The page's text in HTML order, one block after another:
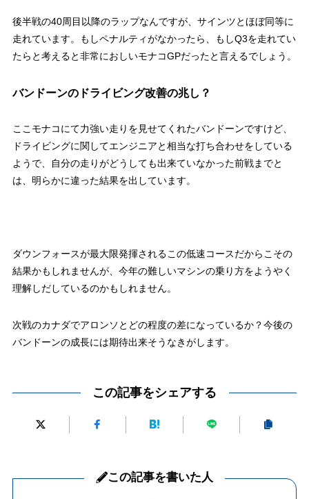
後半戦の40周目以降のラップなんですが、サインツとほぼ同等に
走れています。もしペナルティがなかったら、もしQ3を走れてい
たらと考えると非常におしいモナコGPだったと言えるでしょう。
バンドーンのドライビング改善の兆し？
ここモナコにて力強い走りを見せてくれたバンドーンですけど、
ドライビングに関してエンジニアと相当な打ち合わせをしている
ようで、自分の走りがどうしても出来ていなかった前戦までと
は、明らかに違った結果を出しています。
ダウンフォースが最大限発揮されるこの低速コースだからこその
結果かもしれませんが、今年の難しいマシンの乗り方をようやく
理解しだしているのかもしれません。
次戦のカナダでアロンソとどの程度の差になっているか？今後の
バンドーンの成長には期待出来そうなきがします。
この記事をシェアする
この記事を書いた人